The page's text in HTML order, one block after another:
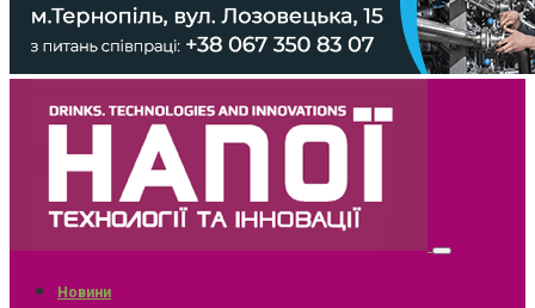
Новини